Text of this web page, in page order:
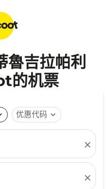
魯吉拉帕利
的机票
优惠代码 expand_more
close
close